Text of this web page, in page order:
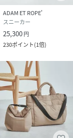
ADAM ET ROPE'
スニーカー
25,300円
230ポイント(1倍)